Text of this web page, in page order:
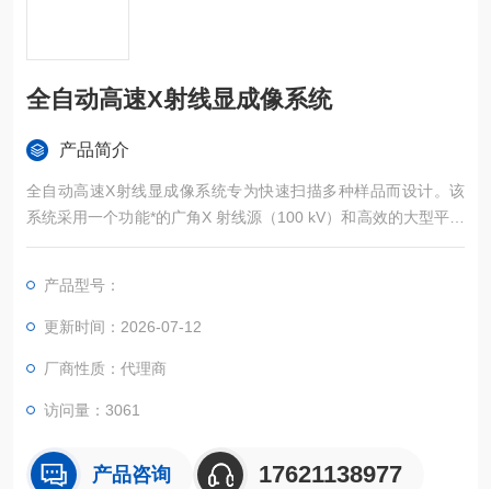
全自动高速X射线显成像系统
产品简介
全自动高速X射线显成像系统专为快速扫描多种样品而设计。该
系统采用一个功能*的广角X 射线源（100 kV）和高效的大型平板
探测器，可以轻松实现大尺寸样品扫描。
产品型号：
更新时间：2026-07-12
厂商性质：代理商
访问量：3061
产品咨询 17621138977